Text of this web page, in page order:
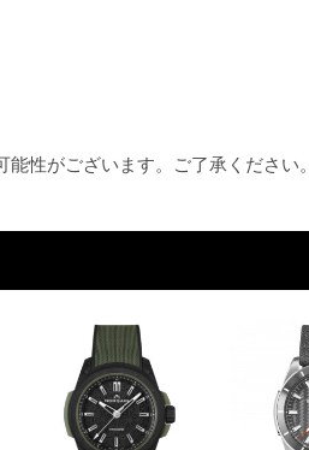
性がございます。ご了承ください。